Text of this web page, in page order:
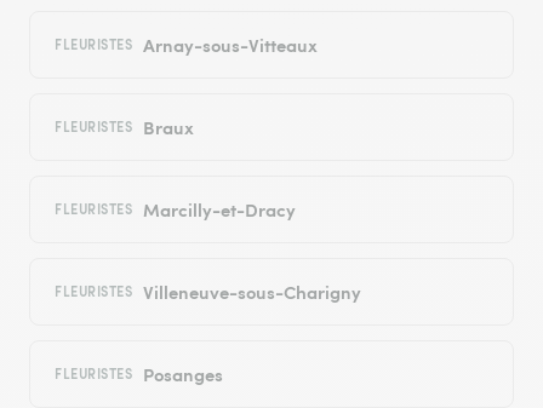
FLEURISTES Arnay-sous-Vitteaux
FLEURISTES Braux
FLEURISTES Marcilly-et-Dracy
FLEURISTES Villeneuve-sous-Charigny
FLEURISTES Posanges